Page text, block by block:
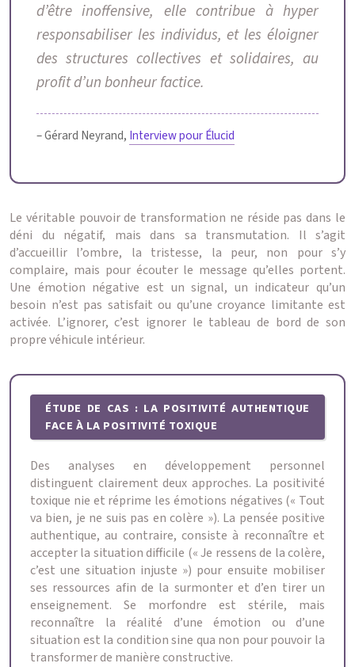
d’être inoffensive, elle contribue à hyper
responsabiliser les individus, et les éloigner
des structures collectives et solidaires, au
profit d’un bonheur factice.
– Gérard Neyrand, Interview pour Élucid
Le véritable pouvoir de transformation ne réside pas dans le
déni du négatif, mais dans sa transmutation. Il s’agit
d’accueillir l’ombre, la tristesse, la peur, non pour s’y
complaire, mais pour écouter le message qu’elles portent.
Une émotion négative est un signal, un indicateur qu’un
besoin n’est pas satisfait ou qu’une croyance limitante est
activée. L’ignorer, c’est ignorer le tableau de bord de son
propre véhicule intérieur.
ÉTUDE DE CAS : LA POSITIVITÉ AUTHENTIQUE
FACE À LA POSITIVITÉ TOXIQUE
Des analyses en développement personnel
distinguent clairement deux approches. La positivité
toxique nie et réprime les émotions négatives (« Tout
va bien, je ne suis pas en colère »). La pensée positive
authentique, au contraire, consiste à reconnaître et
accepter la situation difficile (« Je ressens de la colère,
c’est une situation injuste ») pour ensuite mobiliser
ses ressources afin de la surmonter et d’en tirer un
enseignement. Se morfondre est stérile, mais
reconnaître la réalité d’une émotion ou d’une
situation est la condition sine qua non pour pouvoir la
transformer de manière constructive.